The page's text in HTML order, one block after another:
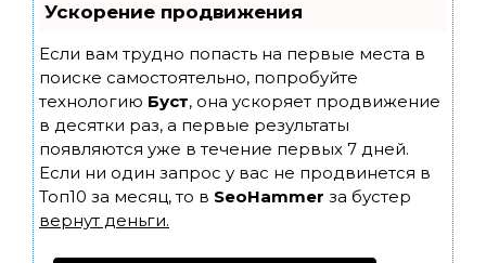
Ускорение продвижения
Если вам трудно попасть на первые места в
поиске самостоятельно, попробуйте
технологию Буст, она ускоряет продвижение
в десятки раз, а первые результаты
появляются уже в течение первых 7 дней.
Если ни один запрос у вас не продвинется в
Топ10 за месяц, то в SeoHammer за бустер
вернут деньги.